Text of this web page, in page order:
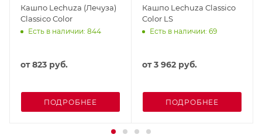
Кашпо Lechuza (Лечуза)
Classico Color
Есть в наличии: 844
от823 руб.
ПОДРОБНЕЕ
Кашпо Lechuza Classico
Color LS
Есть в наличии: 69
от3 962 руб.
ПОДРОБНЕЕ